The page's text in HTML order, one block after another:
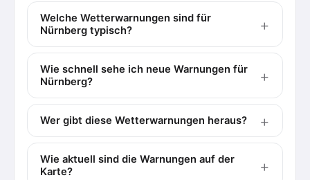
Welche Wetterwarnungen sind für
Nürnberg typisch?
Wie schnell sehe ich neue Warnungen für
Nürnberg?
Wer gibt diese Wetterwarnungen heraus?
Wie aktuell sind die Warnungen auf der
Karte?